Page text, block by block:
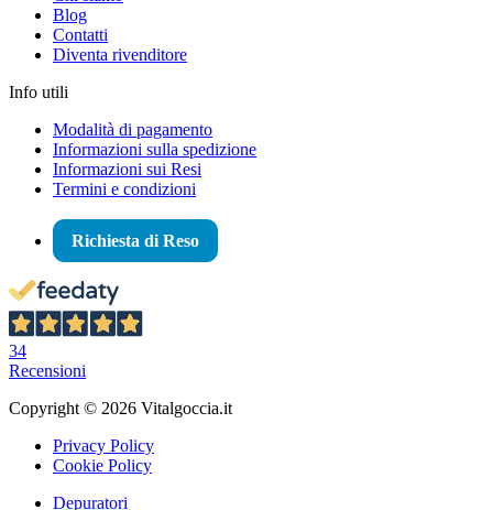
Blog
Contatti
Diventa rivenditore
Info utili
Modalità di pagamento
Informazioni sulla spedizione
Informazioni sui Resi
Termini e condizioni
Richiesta di Reso
34
Recensioni
Copyright © 2026 Vitalgoccia.it
Privacy Policy
Cookie Policy
Depuratori